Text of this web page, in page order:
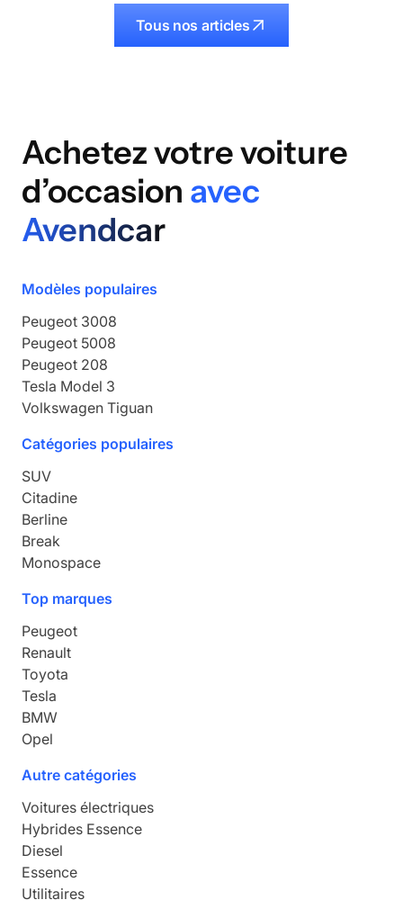
Tous nos articles
Achetez votre voiture
d’occasion avec
Avendcar
Modèles populaires
Peugeot 3008
Peugeot 5008
Peugeot 208
Tesla Model 3
Volkswagen Tiguan
Catégories populaires
SUV
Citadine
Berline
Break
Monospace
Top marques
Peugeot
Renault
Toyota
Tesla
BMW
Opel
Autre catégories
Voitures électriques
Hybrides Essence
Diesel
Essence
Utilitaires